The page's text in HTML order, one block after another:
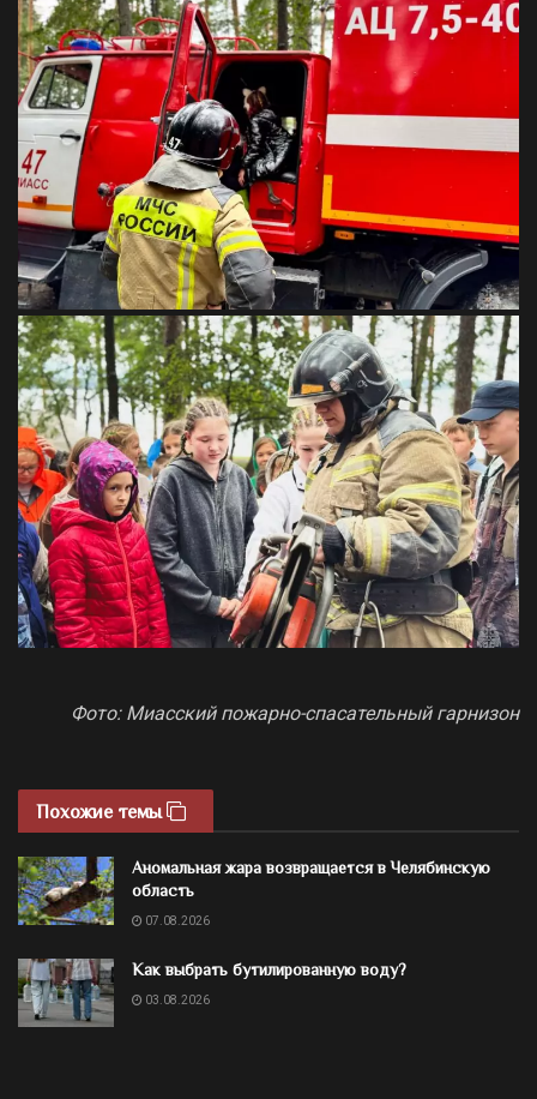
Фото: Миасский пожарно-спасательный гарнизон
Похожие темы
Аномальная жара возвращается в Челябинскую
область
07.08.2026
Как выбрать бутилированную воду?
03.08.2026